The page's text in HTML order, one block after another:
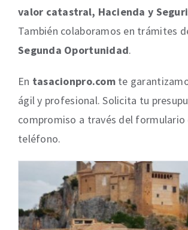
valor catastral, Hacienda y
También colaboramos en trámites
Segunda Oportunidad.
En tasacionpro.comte
ágil y profesional. Solicita tu
compromiso a través del formulario
teléfono.